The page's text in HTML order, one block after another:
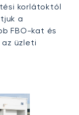
korlátoktól
a
FBO-kat és
üzleti